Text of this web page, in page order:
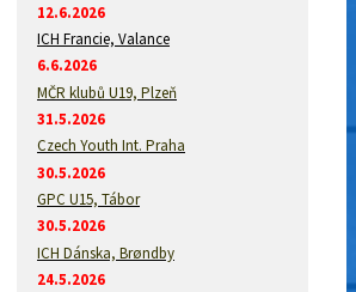
12.6.2026
ICH Francie, Valance
6.6.2026
MČR klubů U19, Plzeň
31.5.2026
Czech Youth Int. Praha
30.5.2026
GPC U15, Tábor
30.5.2026
ICH Dánska, Brøndby
24.5.2026